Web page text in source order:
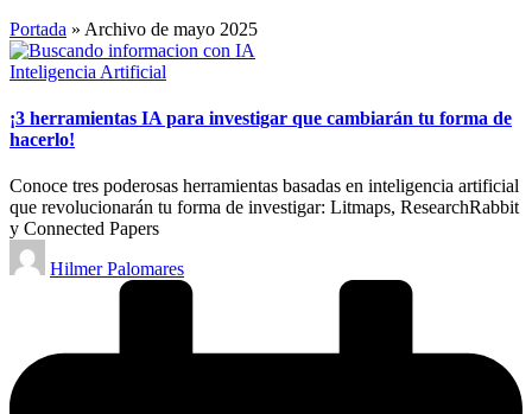
Portada » Archivo de mayo 2025
Publicado
Inteligencia Artificial
¡3 herramientas IA para investigar que cambiarán tu forma de
hacerlo!
Conoce tres poderosas herramientas basadas en inteligencia artificial
que revolucionarán tu forma de investigar: Litmaps, ResearchRabbit
y Connected Papers
Publicado
por
Hilmer Palomares